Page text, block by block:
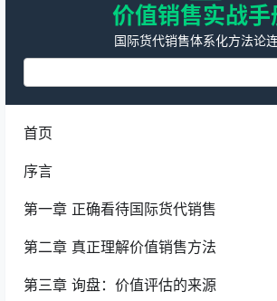
价值销售实战手
国际货代销售体系化方法论
首页
序言
第一章 正确看待国际货代销售
第二章 真正理解价值销售方法
第三章 询盘：价值评估的来源